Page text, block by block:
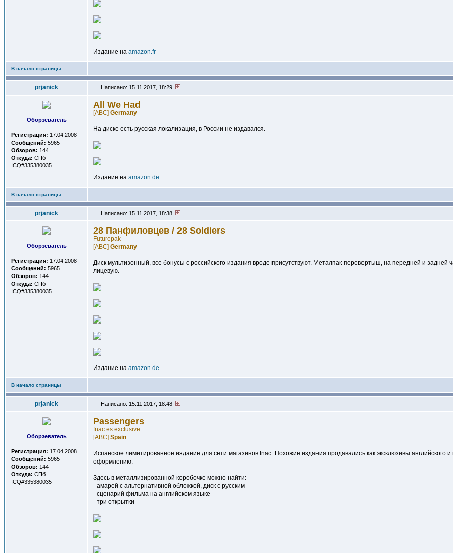
Издание на amazon.fr
В начало страницы
prjanick Написано: 15.11.2017, 18:29
Оборзеватель
Регистрация: 17.04.2008
Сообщений: 5965
Обзоров: 144
Откуда: СПб
ICQ#335380035
All We Had
[ABC] Germany
На диске есть русская локализация, в России не издавался.
Издание на amazon.de
В начало страницы
prjanick Написано: 15.11.2017, 18:38
Оборзеватель
Регистрация: 17.04.2008
Сообщений: 5965
Обзоров: 144
Откуда: СПб
ICQ#335380035
28 Панфиловцев / 28 Soldiers
Futurepak
[ABC] Germany
Диск мультизонный, все бонусы с российского издания вроде присутствуют. Металпак-перевертыш, на передней и
лицевую.
Издание на amazon.de
В начало страницы
prjanick Написано: 15.11.2017, 18:48
Оборзеватель
Регистрация: 17.04.2008
Сообщений: 5965
Обзоров: 144
Откуда: СПб
ICQ#335380035
Passengers
fnac.es exclusive
[ABC] Spain
Испанское лимитированное издание для сети магазинов fnac. Похожие издания продавались как эксклюзивы
оформлению.
Здесь в металлизированной коробочке можно найти:
- амарей с альтернативной обложкой, диск с русским
- сценарий фильма на английском языке
- три открытки